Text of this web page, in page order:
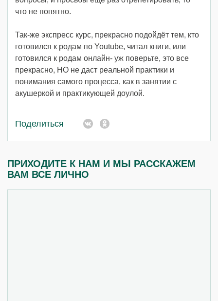
что не попятно.
Так-же экспресс курс, прекрасно подойдёт тем, кто
готовился к родам по Youtube, читал книги, или
готовился к родам онлайн- уж поверьте, это все
прекрасно, НО не даст реальной практики и
понимания самого процесса, как в занятии с
акушеркой и практикующей доулой.
Поделиться
ПРИХОДИТЕ К НАМ И МЫ РАССКАЖЕМ
ВАМ ВСЕ ЛИЧНО